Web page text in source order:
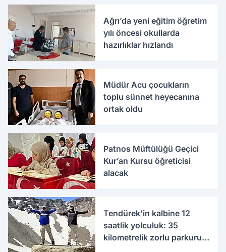
Ağrı’da yeni eğitim öğretim
yılı öncesi okullarda
hazırlıklar hızlandı
Müdür Acu çocukların
toplu sünnet heyecanına
ortak oldu
Patnos Müftülüğü Geçici
Kur’an Kursu öğreticisi
alacak
Tendürek’in kalbine 12
saatlik yolculuk: 35
kilometrelik zorlu parkuru